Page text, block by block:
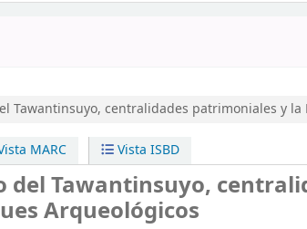
Tawantinsuyo, centralidades patrimoniales y
MARC Vista ISBD
del Tawantinsuyo,
Arqueológicos